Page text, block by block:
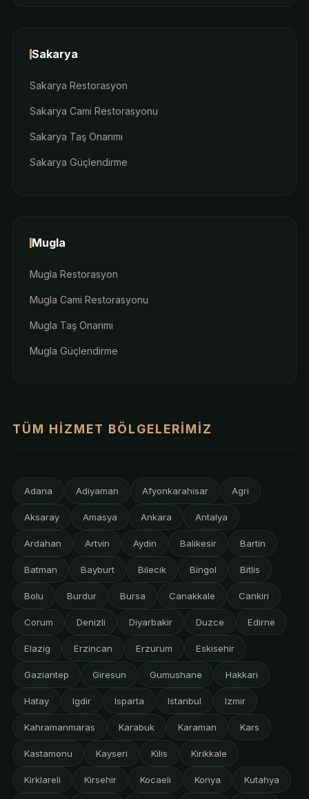
Sakarya
Sakarya Restorasyon
Sakarya Cami Restorasyonu
Sakarya Taş Onarımı
Sakarya Güçlendirme
Mugla
Mugla Restorasyon
Mugla Cami Restorasyonu
Mugla Taş Onarımı
Mugla Güçlendirme
TÜM HIZMET BÖLGELERIMIZ
Adana Adiyaman Afyonkarahisar Agri
Aksaray Amasya Ankara Antalya
Ardahan Artvin Aydin Balikesir Bartin
Batman Bayburt Bilecik Bingol Bitlis
Bolu Burdur Bursa Canakkale Cankiri
Corum Denizli Diyarbakir Duzce Edirne
Elazig Erzincan Erzurum Eskisehir
Gaziantep Giresun Gumushane Hakkari
Hatay Igdir Isparta Istanbul Izmir
Kahramanmaras Karabuk Karaman Kars
Kastamonu Kayseri Kilis Kirikkale
Kirklareli Kirsehir Kocaeli Konya Kutahya